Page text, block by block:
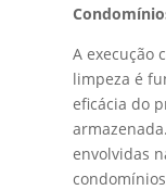
A execução
limpeza é
eficácia do
envolvidas